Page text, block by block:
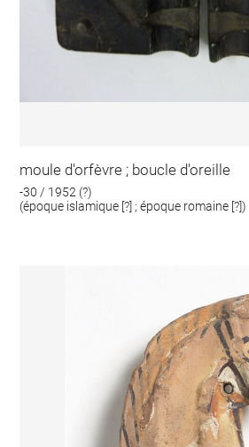
moule d'orfèvre ; boucle d'oreille
-30 / 1952 (?)
(époque islamique [?] ; époque romaine [?])